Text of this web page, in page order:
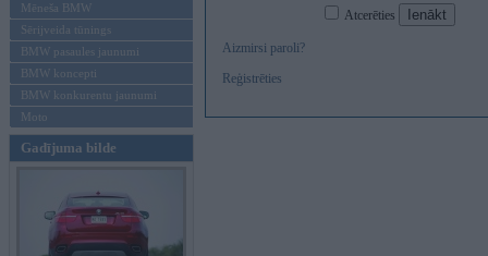
Mēneša BMW
Sērijveida tūnings
BMW pasaules jaunumi
BMW koncepti
BMW konkurentu jaunumi
Moto
Gadījuma bilde
Atcerēties
Aizmirsi paroli?
Reģistrēties